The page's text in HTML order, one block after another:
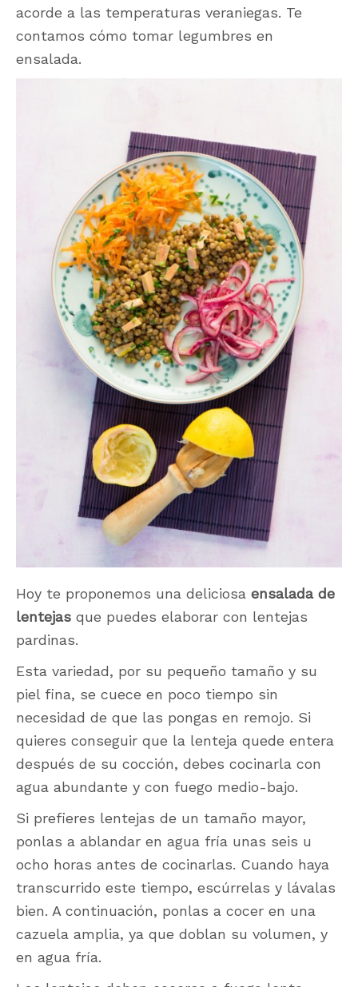
acorde a las temperaturas veraniegas. Te
contamos cómo tomar legumbres en
ensalada.
Hoy te proponemos una deliciosa ensalada de
lentejas que puedes elaborar con lentejas
pardinas.
Esta variedad, por su pequeño tamaño y su
piel fina, se cuece en poco tiempo sin
necesidad de que las pongas en remojo. Si
quieres conseguir que la lenteja quede entera
después de su cocción, debes cocinarla con
agua abundante y con fuego medio-bajo.
Si prefieres lentejas de un tamaño mayor,
ponlas a ablandar en agua fría unas seis u
ocho horas antes de cocinarlas. Cuando haya
transcurrido este tiempo, escúrrelas y lávalas
bien. A continuación, ponlas a cocer en una
cazuela amplia, ya que doblan su volumen, y
en agua fría.